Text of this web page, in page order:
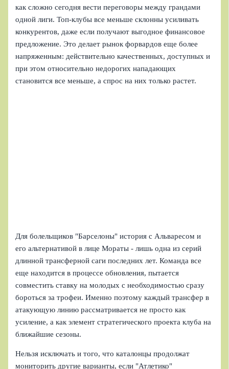
как сложно сегодня вести переговоры между грандами
одной лиги. Топ-клубы все меньше склонны усиливать
конкурентов, даже если получают выгодное финансовое
предложение. Это делает рынок форвардов еще более
напряженным: действительно качественных, доступных и
при этом относительно недорогих нападающих
становится все меньше, а спрос на них только растет.
Для болельщиков "Барселоны" история с Альваресом и
его альтернативой в лице Мораты - лишь одна из серий
длинной трансферной саги последних лет. Команда все
еще находится в процессе обновления, пытается
совместить ставку на молодых с необходимостью сразу
бороться за трофеи. Именно поэтому каждый трансфер в
атакующую линию рассматривается не просто как
усиление, а как элемент стратегического проекта клуба на
ближайшие сезоны.
Нельзя исключать и того, что каталонцы продолжат
мониторить другие варианты, если "Атлетико"